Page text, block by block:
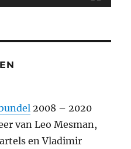
2008 – 2020
van Leo Mesman,
en Vladimir